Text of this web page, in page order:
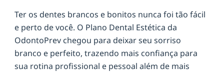
Ter os dentes brancos e bonitos nunca foi tão fácil
e perto de você. O Plano Dental Estética da
OdontoPrev chegou para deixar seu sorriso
branco e perfeito, trazendo mais confiança para
sua rotina profissional e pessoal além de mais